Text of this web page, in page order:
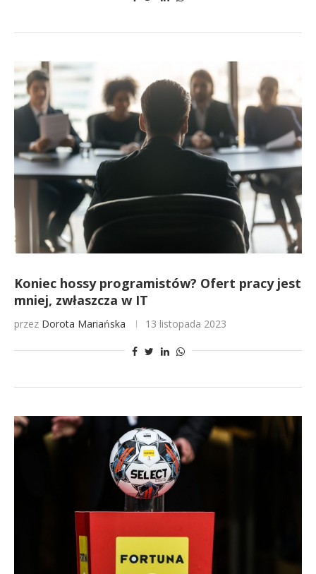
Koniec hossy programistów? Ofert pracy jest
mniej, zwłaszcza w IT
przez Dorota Mariańska 13 listopada 2023